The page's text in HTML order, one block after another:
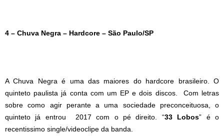
4 – Chuva Negra – Hardcore – São Paulo/SP
A Chuva Negra é uma das maiores do hardcore brasileiro. O
quinteto paulista já conta com um EP e dois discos. Com letras
sobre como agir perante a uma sociedade preconceituosa, o
quinteto já entrou 2017 com o pé direito. “33 Lobos” é o
recentissimo single/videoclipe da banda.